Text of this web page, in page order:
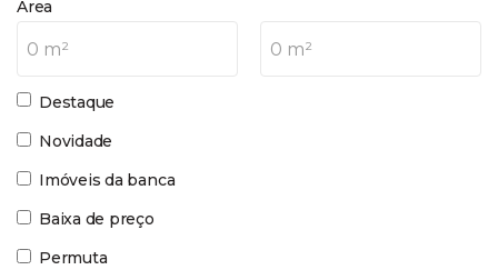
Area
0 m² 0 m²
Destaque
Novidade
Imóveis da banca
Baixa de preço
Permuta